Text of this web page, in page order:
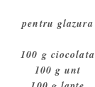
pentru glazura
100 g ciocolata
100 g unt